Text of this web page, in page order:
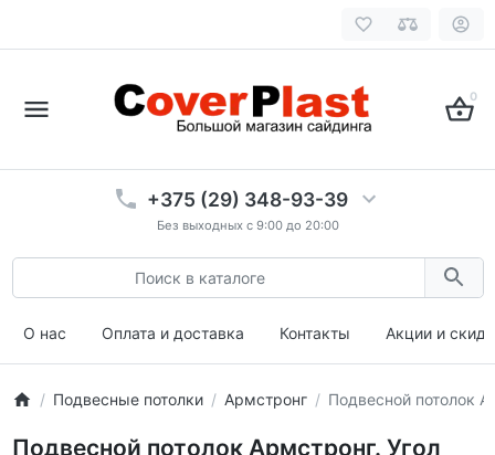
0
+375 (29) 348-93-39
Без выходных с 9:00 до 20:00
О нас Оплата и доставка Контакты Акции и
Подвесные потолки Армстронг Подвесной потолок
Подвесной потолок Армстронг. Угол